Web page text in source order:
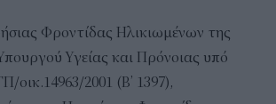
Φροντίδας Ηλικιωμένων της
Υγείας και Πρόνοιας υπό
οικ.14963/2001 (Β’ 1397),